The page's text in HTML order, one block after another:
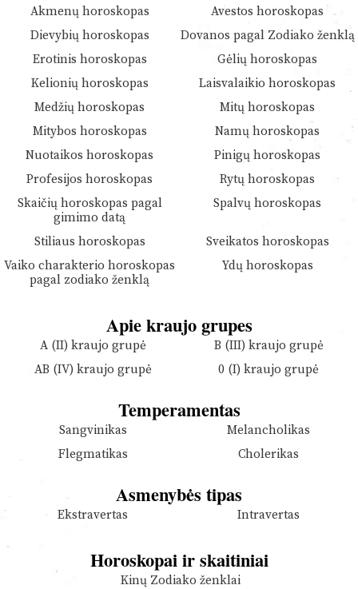
Akmenų horoskopas
Avestos horoskopas
Dievybių horoskopas
Dovanos pagal Zodiako ženklą
Erotinis horoskopas
Gėlių horoskopas
Kelionių horoskopas
Laisvalaikio horoskopas
Medžių horoskopas
Mitų horoskopas
Mitybos horoskopas
Namų horoskopas
Nuotaikos horoskopas
Pinigų horoskopas
Profesijos horoskopas
Rytų horoskopas
Skaičių horoskopas pagal
gimimo datą
Spalvų horoskopas
Stiliaus horoskopas
Sveikatos horoskopas
Vaiko charakterio horoskopas
pagal zodiako ženklą
Ydų horoskopas
Apie kraujo grupes
A (II) kraujo grupė
B (III) kraujo grupė
AB (IV) kraujo grupė
0 (I) kraujo grupė
Temperamentas
Sangvinikas
Melancholikas
Flegmatikas
Cholerikas
Asmenybės tipas
Ekstravertas Intravertas
Horoskopai ir skaitiniai
Kinų Zodiako ženklai